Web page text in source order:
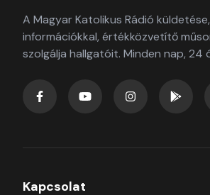
A Magyar Katolikus Rádió
információkkal, értékközvetítő
szolgálja hallgatóit. Minden nap, 24
Kapcsolat